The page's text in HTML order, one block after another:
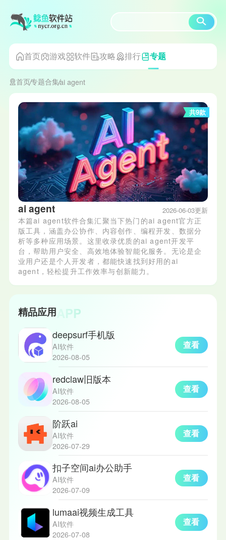
首页 游戏 软件 攻略 排行 专题
首页专题合集ai agent
共9款
ai agent 2026-06-03更新
本篇ai agent软件合集汇聚当下热门的ai agent官方正
版工具，涵盖办公协作、内容创作、编程开发、数据分
析等多种应用场景。这里收录优质的ai agent开发平
台，帮助用户安全、高效地体验智能化服务。无论是企
业用户还是个人开发者，都能快速找到好用的ai
agent，轻松提升工作效率与创新能力。
精品应用 APP
deepsurf手机版
AI软件
2026-08-05
查看
redclaw旧版本
AI软件
2026-08-05
查看
阶跃ai
AI软件
2026-07-29
查看
扣子空间ai办公助手
AI软件
2026-07-09
查看
lumaai视频生成工具
AI软件
2026-07-08
查看